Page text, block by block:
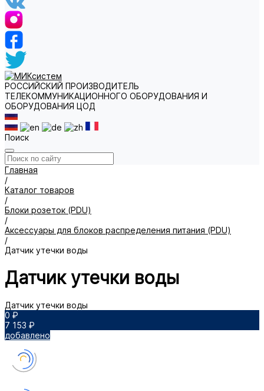
РОССИЙСКИЙ ПРОИЗВОДИТЕЛЬ
ТЕЛЕКОММУНИКАЦИОННОГО ОБОРУДОВАНИЯ И
ОБОРУДОВАНИЯ ЦОД
Поиск
Главная
/
Каталог товаров
/
Блоки розеток (PDU)
/
Аксессуары для блоков распределения питания (PDU)
/
Датчик утечки воды
Датчик утечки воды
Датчик утечки воды
0 ₽
7 153 ₽
добавлено